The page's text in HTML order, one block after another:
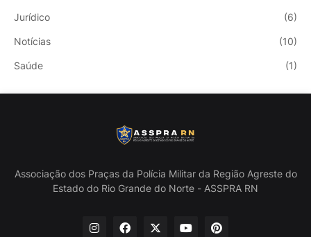
Jurídico (6)
Notícias (10)
Saúde (1)
Associação dos Praças da Polícia Militar da Região Agreste do
Estado do Rio Grande do Norte - ASSPRA RN